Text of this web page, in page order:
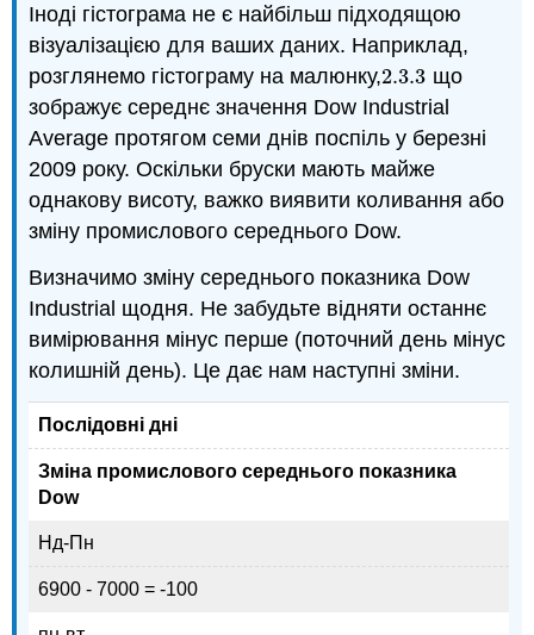
Іноді гістограма не є найбільш підходящою
візуалізацією для ваших даних. Наприклад,
розглянемо гістограму на малюнку,2.3.3
2.3.3 що
зображує середнє значення Dow Industrial
Average протягом семи днів поспіль у березні
2009 року. Оскільки бруски мають майже
однакову висоту, важко виявити коливання або
зміну промислового середнього Dow.
Визначимо зміну середнього показника Dow
Industrial щодня. Не забудьте відняти останнє
вимірювання мінус перше (поточний день мінус
колишній день). Це дає нам наступні зміни.
Послідовні дні
Зміна промислового середнього показника
Dow
Нд-Пн
6900 - 7000 = -100